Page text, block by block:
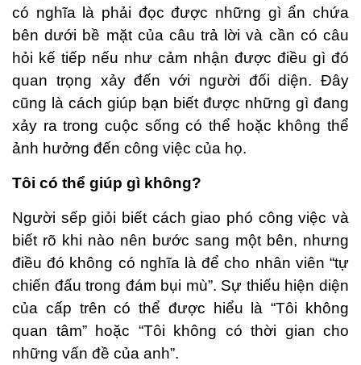
có nghĩa là phải đọc được những gì ẩn chứa
bên dưới bề mặt của câu trả lời và cần có câu
hỏi kế tiếp nếu như cảm nhận được điều gì đó
quan trọng xảy đến với người đối diện. Đây
cũng là cách giúp bạn biết được những gì đang
xảy ra trong cuộc sống có thể hoặc không thể
ảnh hưởng đến công việc của họ.
Tôi có thể giúp gì không?
Người sếp giỏi biết cách giao phó công việc và
biết rõ khi nào nên bước sang một bên, nhưng
điều đó không có nghĩa là để cho nhân viên “tự
chiến đấu trong đám bụi mù”. Sự thiếu hiện diện
của cấp trên có thể được hiểu là “Tôi không
quan tâm” hoặc “Tôi không có thời gian cho
những vấn đề của anh”.